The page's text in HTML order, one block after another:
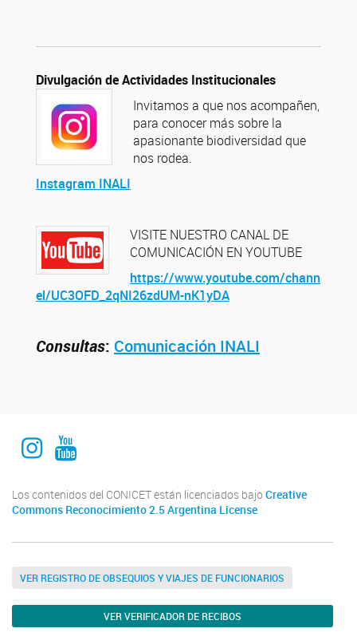
Divulgación de Actividades Institucionales
Invitamos a que nos acompañen,
para conocer más sobre la
apasionante biodiversidad que
nos rodea.
Instagram INALI
VISITE NUESTRO CANAL DE
COMUNICACIÓN EN YOUTUBE
https://www.youtube.com/chann
el/UC3OFD_2qNI26zdUM-nK1yDA
Consultas: Comunicación INALI
Instagram Institucional
Youtube Comuniación INALI
Los contenidos del CONICET están licenciados bajo Creative
Commons Reconocimiento 2.5 Argentina License
VER REGISTRO DE OBSEQUIOS Y VIAJES DE FUNCIONARIOS
VER VERIFICADOR DE RECIBOS